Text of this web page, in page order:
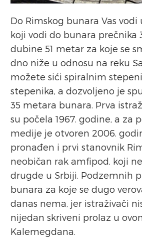
Do Rimskog bunara Vas vodi
koji vodi do bunara prečnika
dubine 51 metar za koje se
dno niže u odnosu na reku
možete sići spiralnim
stepenika, a dozvoljeno je
35 metara bunara. Prva
su počela 1967. godine, a za
medije je otvoren 2006.
pronađen i prvi stanovnik
neobičan rak amfipod, koji
drugde u Srbiji. Podzemnih
bunara za koje se dugo
danas nema, jer istraživači
nijedan skriveni prolaz u
Kalemegdana.